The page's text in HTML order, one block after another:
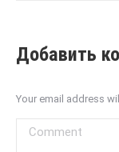
Добавить
Your email address
Comment